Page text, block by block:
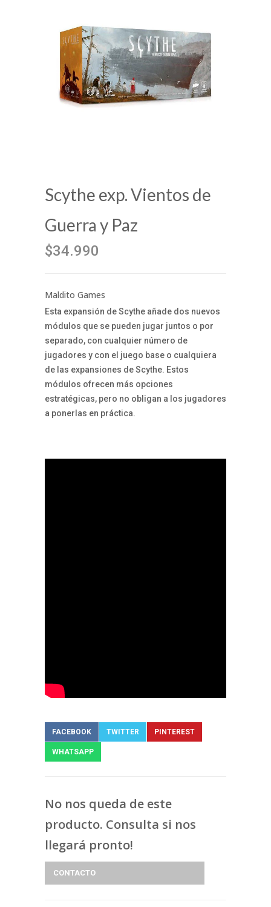
Scythe exp. Vientos de
Guerra y Paz
$34.990
Maldito Games
Esta expansión de Scythe añade dos nuevos
módulos que se pueden jugar juntos o por
separado, con cualquier número de
jugadores y con el juego base o cualquiera
de las expansiones de Scythe. Estos
módulos ofrecen más opciones
estratégicas, pero no obligan a los jugadores
a ponerlas en práctica.
FACEBOOK TWITTER PINTEREST
WHATSAPP
No nos queda de este
producto. Consulta si nos
llegará pronto!
CONTACTO